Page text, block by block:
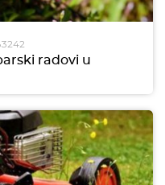
radovi u